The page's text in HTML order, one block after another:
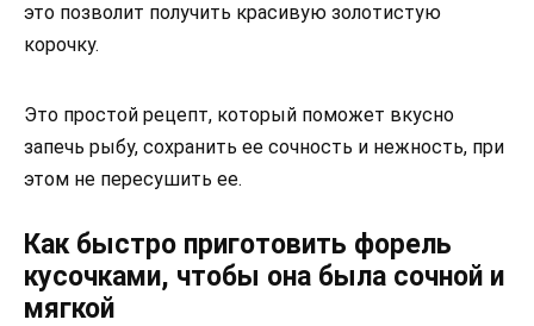
это позволит получить красивую золотистую
корочку.
Это простой рецепт, который поможет вкусно
запечь рыбу, сохранить ее сочность и нежность, при
этом не пересушить ее.
Как быстро приготовить форель
кусочками, чтобы она была сочной и
мягкой